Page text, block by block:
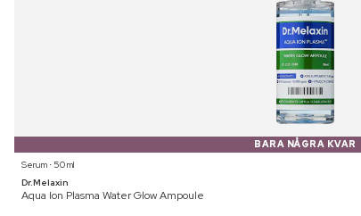
BARA NÅGRA KVAR
Serum ⋅ 50 ml
Dr.Melaxin
Aqua Ion Plasma Water Glow Ampoule